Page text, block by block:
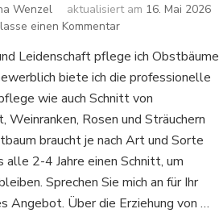
Wenzel aktualisiert am 16. Mai 2026
einen Kommentarzu
macht
CaWe
Streuobst?
Leidenschaft pflege ich Obstbäume
biete ich die professionelle
wie auch Schnitt von
Weinranken, Rosen und Sträuchern
braucht je nach Art und Sorte
alle 2-4 Jahre einen Schnitt, um
Sprechen Sie mich an für Ihr
Angebot. Über die Erziehung von …